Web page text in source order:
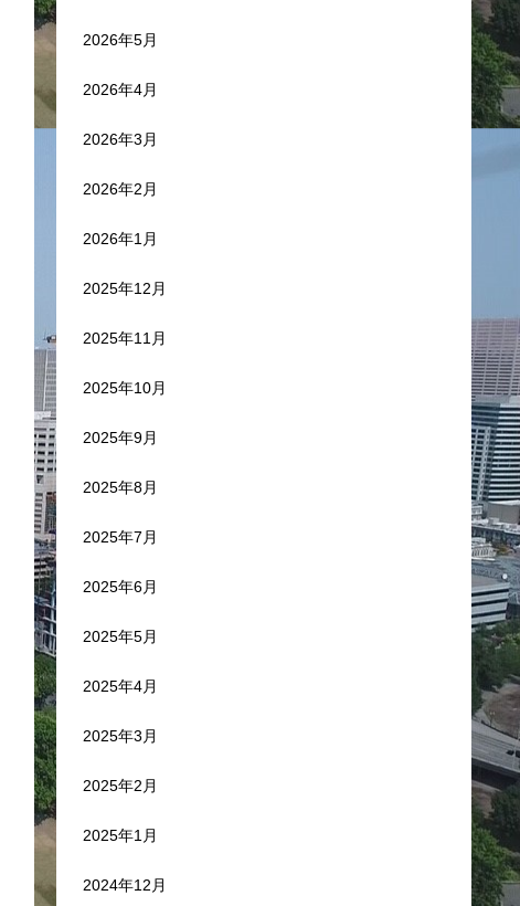
2026年5月
2026年4月
2026年3月
2026年2月
2026年1月
2025年12月
2025年11月
2025年10月
2025年9月
2025年8月
2025年7月
2025年6月
2025年5月
2025年4月
2025年3月
2025年2月
2025年1月
2024年12月